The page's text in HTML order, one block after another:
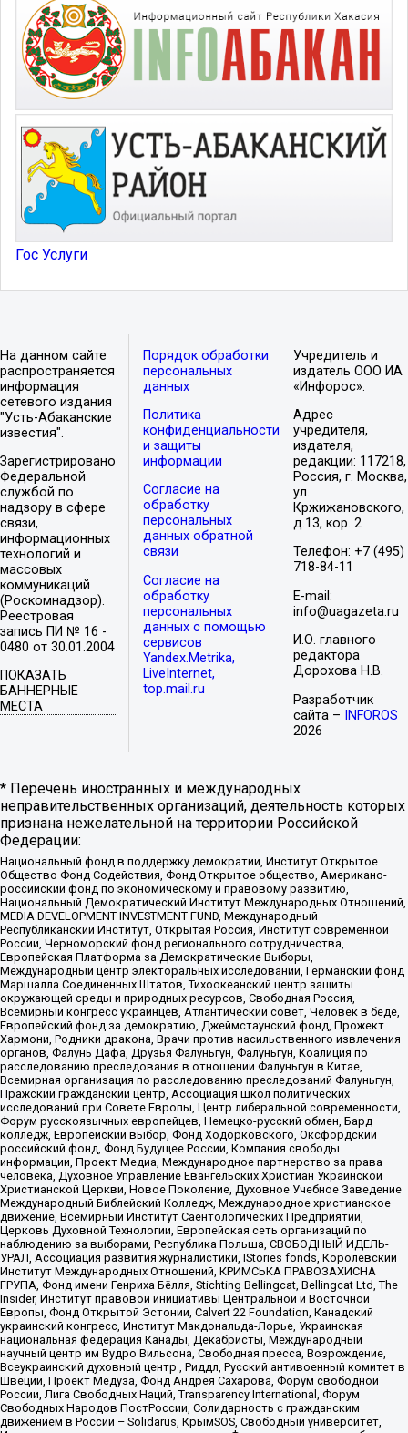
Гос Услуги
На данном сайте
распространяется
информация
сетевого издания
"Усть-Абаканские
известия".
Зарегистрировано
Федеральной
службой по
надзору в сфере
связи,
информационных
технологий и
массовых
коммуникаций
(Роскомнадзор).
Реестровая
запись ПИ № 16 -
0480 от 30.01.2004
ПОКАЗАТЬ
БАННЕРНЫЕ
МЕСТА
Порядок обработки
персональных
данных
Политика
конфиденциальности
и защиты
информации
Согласие на
обработку
персональных
данных обратной
связи
Согласие на
обработку
персональных
данных с помощью
сервисов
Yandex.Metrika,
LiveInternet,
top.mail.ru
Учредитель и
издатель ООО ИА
«Инфорос».
Адрес
учредителя,
издателя,
редакции: 117218,
Россия, г. Москва,
ул.
Кржижановского,
д.13, кор. 2
Телефон: +7 (495)
718-84-11
E-mail:
info@uagazeta.ru
И.О. главного
редактора
Дорохова Н.В.
Разработчик
сайта –
INFOROS
2026
* Перечень иностранных и международных
неправительственных организаций, деятельность которых
признана нежелательной на территории Российской
Федерации:
Национальный фонд в поддержку демократии, Институт Открытое
Общество Фонд Содействия, Фонд Открытое общество, Американо-
российский фонд по экономическому и правовому развитию,
Национальный Демократический Институт Международных Отношений,
MEDIA DEVELOPMENT INVESTMENT FUND, Международный
Республиканский Институт, Открытая Россия, Институт современной
России, Черноморский фонд регионального сотрудничества,
Европейская Платформа за Демократические Выборы,
Международный центр электоральных исследований, Германский фонд
Маршалла Соединенных Штатов, Тихоокеанский центр защиты
окружающей среды и природных ресурсов, Свободная Россия,
Всемирный конгресс украинцев, Атлантический совет, Человек в беде,
Европейский фонд за демократию, Джеймстаунский фонд, Прожект
Хармони, Родники дракона, Врачи против насильственного извлечения
органов, Фалунь Дафа, Друзья Фалуньгун, Фалуньгун, Коалиция по
расследованию преследования в отношении Фалуньгун в Китае,
Всемирная организация по расследованию преследований Фалуньгун,
Пражский гражданский центр, Ассоциация школ политических
исследований при Совете Европы, Центр либеральной современности,
Форум русскоязычных европейцев, Немецко-русский обмен, Бард
колледж, Европейский выбор, Фонд Ходорковского, Оксфордский
российский фонд, Фонд Будущее России, Компания свободы
информации, Проект Медиа, Международное партнерство за права
человека, Духовное Управление Евангельских Христиан Украинской
Христианской Церкви, Новое Поколение, Духовное Учебное Заведение
Международный Библейский Колледж, Международное христианское
движение, Всемирный Институт Саентологических Предприятий,
Церковь Духовной Технологии, Европейская сеть организаций по
наблюдению за выборами, Республика Польша, СВОБОДНЫЙ ИДЕЛЬ-
УРАЛ, Ассоциация развития журналистики, IStories fonds, Королевский
Институт Международных Отношений, КРИМСЬКА ПРАВОЗАХИСНА
ГРУПА, Фонд имени Генриха Бёлля, Stichting Bellingcat, Bellingcat Ltd, The
Insider, Институт правовой инициативы Центральной и Восточной
Европы, Фонд Открытой Эстонии, Calvert 22 Foundation, Канадский
украинский конгресс, Институт Макдональда-Лорье, Украинская
национальная федерация Канады, Декабристы, Международный
научный центр им Вудро Вильсона, Свободная пресса, Возрождение,
Всеукраинский духовный центр , Риддл, Русский антивоенный комитет в
Швеции, Проект Медуза, Фонд Андрея Сахарова, Форум свободной
России, Лига Свободных Наций, Transparеncy International, Форум
Свободных Народов ПостРоссии, Солидарность с гражданским
движением в России – Solidarus, КрымSOS, Свободный университет,